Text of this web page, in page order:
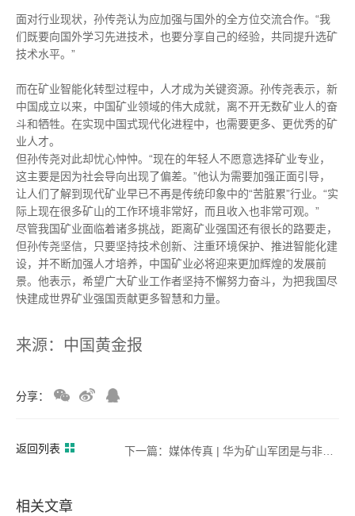
面对行业现状，孙传尧认为应加强与国外的全方位交流合作。“我
们既要向国外学习先进技术，也要分享自己的经验，共同提升选矿
技术水平。”
而在矿业智能化转型过程中，人才成为关键资源。孙传尧表示，新
中国成立以来，中国矿业领域的伟大成就，离不开无数矿业人的奋
斗和牺牲。在实现中国式现代化进程中，也需要更多、更优秀的矿
业人才。
但孙传尧对此却忧心忡忡。“现在的年轻人不愿意选择矿业专业，
这主要是因为社会导向出现了偏差。”他认为需要加强正面引导，
让人们了解到现代矿业早已不再是传统印象中的“苦脏累”行业。“实
际上现在很多矿山的工作环境非常好，而且收入也非常可观。”
尽管我国矿业面临着诸多挑战，距离矿业强国还有很长的路要走，
但孙传尧坚信，只要坚持技术创新、注重环境保护、推进智能化建
设，并不断加强人才培养，中国矿业必将迎来更加辉煌的发展前
景。他表示，希望广大矿业工作者坚持不懈努力奋斗，为把我国尽
快建成世界矿业强国贡献更多智慧和力量。
来源：中国黄金报
分享：
返回列表
相关文章